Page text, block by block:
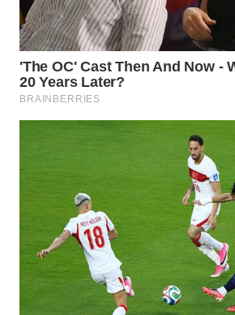
SUMEDANG
WN
CIANJUR
WN
WN
TANGERANG
WN
BINJAI